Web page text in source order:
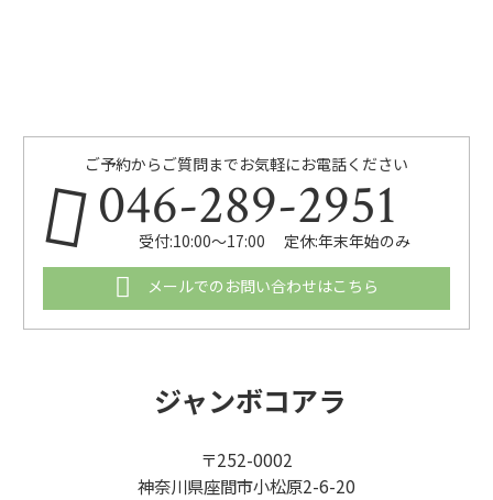
ご予約からご質問までお気軽にお電話ください
046-289-2951
受付:10:00～17:00 定休:年末年始のみ
メールでのお問い合わせはこちら
ジャンボコアラ
〒252-0002
神奈川県座間市小松原2-6-20